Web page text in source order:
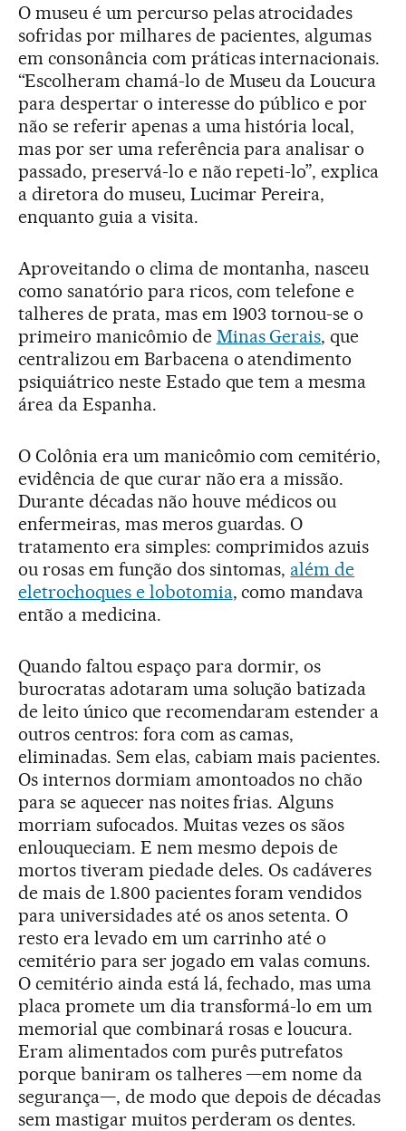
O museu é um percurso pelas atrocidades
sofridas por milhares de pacientes, algumas
em consonância com práticas internacionais.
“Escolheram chamá-lo de Museu da Loucura
para despertar o interesse do público e por
não se referir apenas a uma história local,
mas por ser uma referência para analisar o
passado, preservá-lo e não repeti-lo”, explica
a diretora do museu, Lucimar Pereira,
enquanto guia a visita.
Aproveitando o clima de montanha, nasceu
como sanatório para ricos, com telefone e
talheres de prata, mas em 1903 tornou-se o
primeiro manicômio de Minas Gerais, que
centralizou em Barbacena o atendimento
psiquiátrico neste Estado que tem a mesma
área da Espanha.
O Colônia era um manicômio com cemitério,
evidência de que curar não era a missão.
Durante décadas não houve médicos ou
enfermeiras, mas meros guardas. O
tratamento era simples: comprimidos azuis
ou rosas em função dos sintomas, além de
eletrochoques e lobotomia, como mandava
então a medicina.
Quando faltou espaço para dormir, os
burocratas adotaram uma solução batizada
de leito único que recomendaram estender a
outros centros: fora com as camas,
eliminadas. Sem elas, cabiam mais pacientes.
Os internos dormiam amontoados no chão
para se aquecer nas noites frias. Alguns
morriam sufocados. Muitas vezes os sãos
enlouqueciam. E nem mesmo depois de
mortos tiveram piedade deles. Os cadáveres
de mais de 1.800 pacientes foram vendidos
para universidades até os anos setenta. O
resto era levado em um carrinho até o
cemitério para ser jogado em valas comuns.
O cemitério ainda está lá, fechado, mas uma
placa promete um dia transformá-lo em um
memorial que combinará rosas e loucura.
Eram alimentados com purês putrefatos
porque baniram os talheres —em nome da
segurança—, de modo que depois de décadas
sem mastigar muitos perderam os dentes.